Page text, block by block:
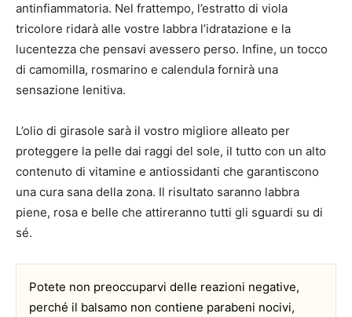
antinfiammatoria. Nel frattempo, l’estratto di viola
tricolore ridarà alle vostre labbra l’idratazione e la
lucentezza che pensavi avessero perso. Infine, un tocco
di camomilla, rosmarino e calendula fornirà una
sensazione lenitiva.
L’olio di girasole sarà il vostro migliore alleato per
proteggere la pelle dai raggi del sole, il tutto con un alto
contenuto di vitamine e antiossidanti che garantiscono
una cura sana della zona. Il risultato saranno labbra
piene, rosa e belle che attireranno tutti gli sguardi su di
sé.
Potete non preoccuparvi delle reazioni negative,
perché il balsamo non contiene parabeni nocivi,